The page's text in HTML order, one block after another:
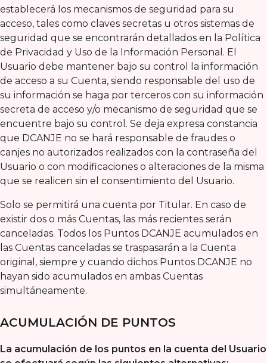
establecerá los mecanismos de seguridad para su
acceso, tales como claves secretas u otros sistemas de
seguridad que se encontrarán detallados en la Política
de Privacidad y Uso de la Información Personal. El
Usuario debe mantener bajo su control la información
de acceso a su Cuenta, siendo responsable del uso de
su información se haga por terceros con su información
secreta de acceso y/o mecanismo de seguridad que se
encuentre bajo su control. Se deja expresa constancia
que DCANJE no se hará responsable de fraudes o
canjes no autorizados realizados con la contraseña del
Usuario o con modificaciones o alteraciones de la misma
que se realicen sin el consentimiento del Usuario.
Solo se permitirá una cuenta por Titular. En caso de
existir dos o más Cuentas, las más recientes serán
canceladas. Todos los Puntos DCANJE acumulados en
las Cuentas canceladas se traspasarán a la Cuenta
original, siempre y cuando dichos Puntos DCANJE no
hayan sido acumulados en ambas Cuentas
simultáneamente.
ACUMULACIÓN DE PUNTOS
La acumulación de los puntos en la cuenta del Usuario